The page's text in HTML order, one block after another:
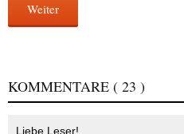
Weiter
KOMMENTARE ( 23 )
Liebe Leser!